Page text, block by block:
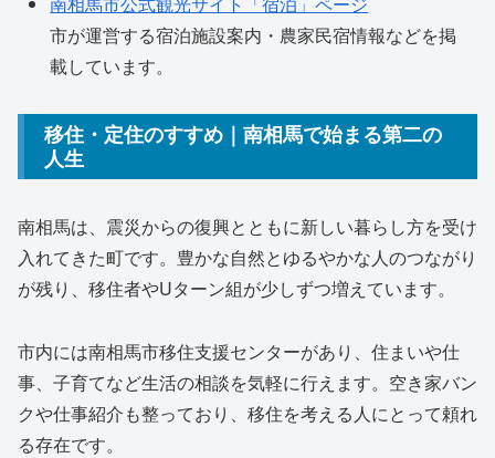
市が運営する宿泊施設案内・農家民宿情報などを掲
載しています。
移住・定住のすすめ｜南相馬で始まる第二の
人生
南相馬は、震災からの復興とともに新しい暮らし方を受け
入れてきた町です。豊かな自然とゆるやかな人のつながり
が残り、移住者やUターン組が少しずつ増えています。
市内には南相馬市移住支援センターがあり、住まいや仕
事、子育てなど生活の相談を気軽に行えます。空き家バン
クや仕事紹介も整っており、移住を考える人にとって頼れ
る存在です。